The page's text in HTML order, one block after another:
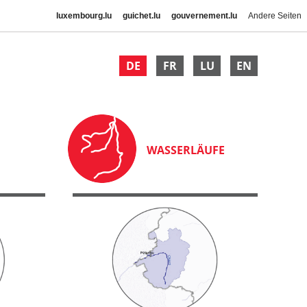
luxembourg.lu guichet.lu gouvernement.lu Andere Seiten
DE FR LU EN
WASSERLÄUFE